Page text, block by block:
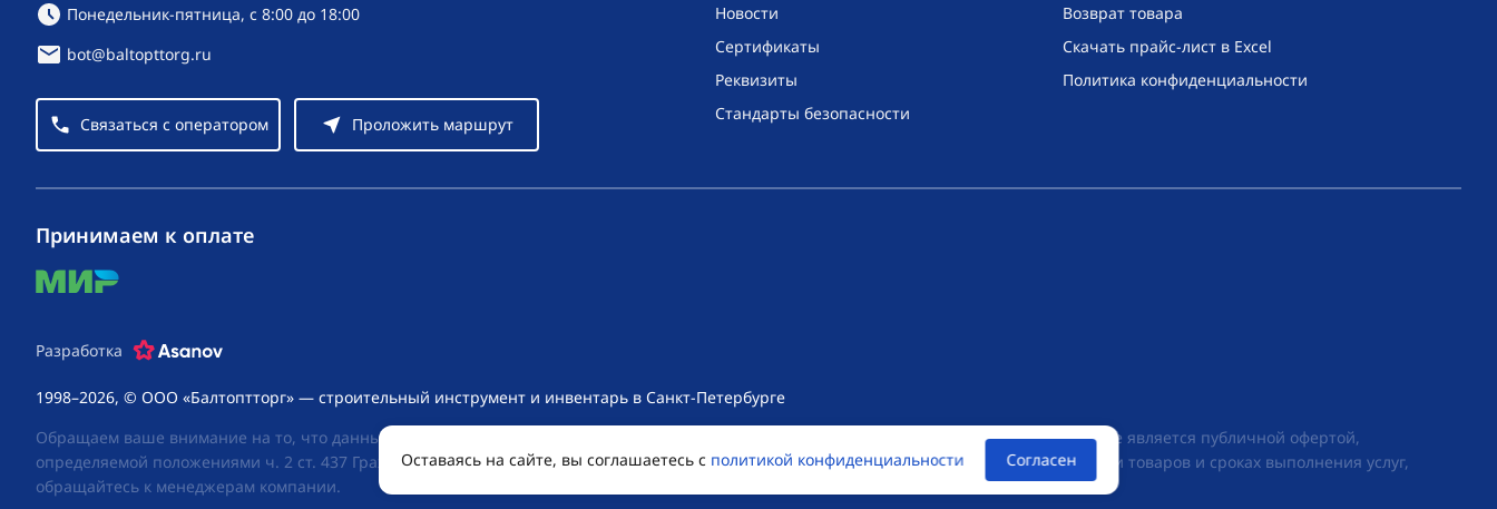
Новости
Сертификаты
Реквизиты
Стандарты безопасности
Возврат товара
Скачать прайс-лист в Excel
Политика конфиденциальности
Режим работы:
Понедельник-пятница, с 8:00 до 18:00
bot@baltopttorg.ru
Связаться с оператором Проложить маршрут
1998–2026, © ООО «Балтоптторг» — строительный инструмент и инвентарь в Санкт-Петербурге
Обращаем ваше внимание на то, что данный интернет-сайт носит исключительно информационный характер и ни при каких условиях не является публичной офертой,
определяемой положениями ч. 2 ст. 437 Гражданского кодекса Российской Федерации. Для получения подробной информации о стоимости товаров и сроках выполнения услуг,
обращайтесь к менеджерам компании.
Принимаем к оплате
mir
Разработка
Оставаясь на сайте, вы соглашаетесь с политикой конфиденциальности Согласен